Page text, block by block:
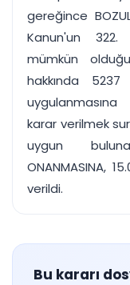
gereğince
Kanun'un
mümkün
hakkında 5237
uygulanmasına
karar verilmek
uygun
ONANMASINA,
verildi.
Bu kararı